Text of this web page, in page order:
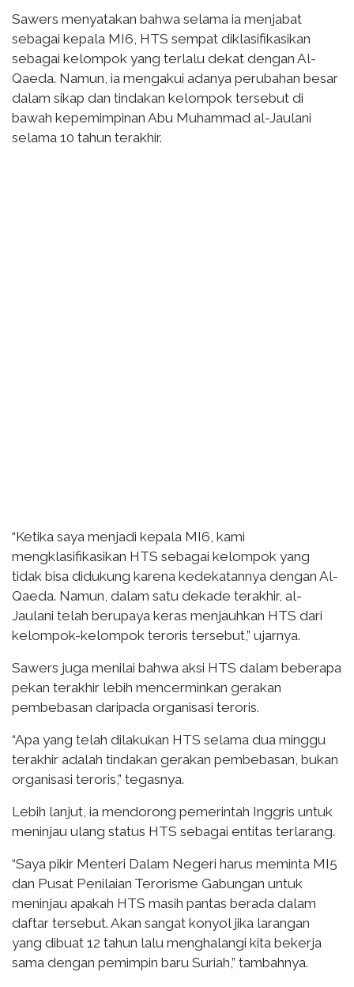
Sawers menyatakan bahwa selama ia menjabat
sebagai kepala MI6, HTS sempat diklasifikasikan
sebagai kelompok yang terlalu dekat dengan Al-
Qaeda. Namun, ia mengakui adanya perubahan besar
dalam sikap dan tindakan kelompok tersebut di
bawah kepemimpinan Abu Muhammad al-Jaulani
selama 10 tahun terakhir.
“Ketika saya menjadi kepala MI6, kami
mengklasifikasikan HTS sebagai kelompok yang
tidak bisa didukung karena kedekatannya dengan Al-
Qaeda. Namun, dalam satu dekade terakhir, al-
Jaulani telah berupaya keras menjauhkan HTS dari
kelompok-kelompok teroris tersebut,” ujarnya.
Sawers juga menilai bahwa aksi HTS dalam beberapa
pekan terakhir lebih mencerminkan gerakan
pembebasan daripada organisasi teroris.
“Apa yang telah dilakukan HTS selama dua minggu
terakhir adalah tindakan gerakan pembebasan, bukan
organisasi teroris,” tegasnya.
Lebih lanjut, ia mendorong pemerintah Inggris untuk
meninjau ulang status HTS sebagai entitas terlarang.
“Saya pikir Menteri Dalam Negeri harus meminta MI5
dan Pusat Penilaian Terorisme Gabungan untuk
meninjau apakah HTS masih pantas berada dalam
daftar tersebut. Akan sangat konyol jika larangan
yang dibuat 12 tahun lalu menghalangi kita bekerja
sama dengan pemimpin baru Suriah,” tambahnya.